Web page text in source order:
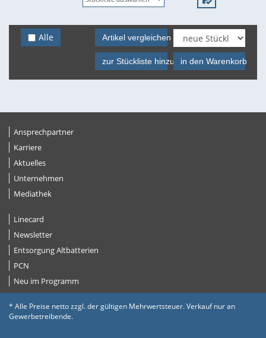
Alle Artikel vergleichen
zur Stückliste hinzufügenin den Warenkorb
Ansprechpartner
Karriere
Aktuelles
Unternehmen
Mediathek
Linecard
Newsletter
Entsorgung Altbatterien
PCN
Neu im Programm
* Alle Preise netto zzgl. der gültigen Mehrwertsteuer. Verkauf nur an
Gewerbetreibende.